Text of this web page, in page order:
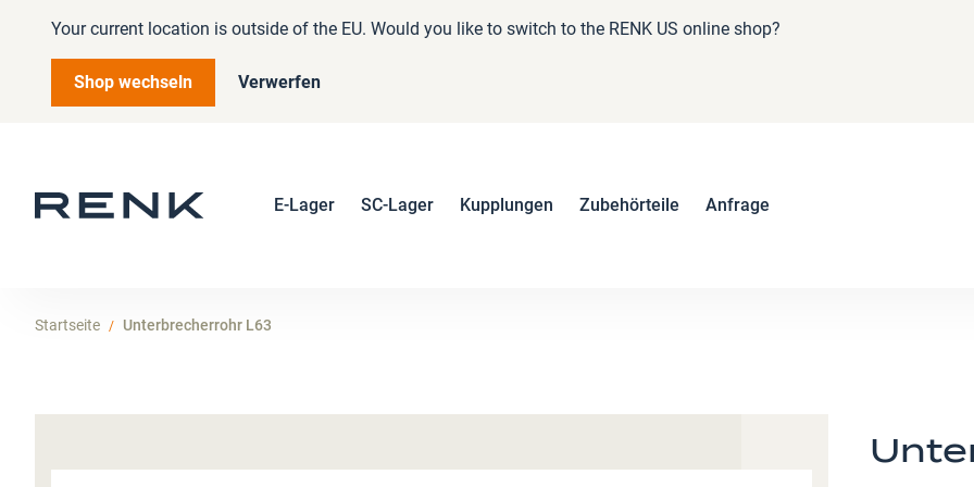
Your current location is outside of the EU. Would you like to switch to the RENK US online shop?
Shop wechseln Verwerfen
E-Lager SC-Lager Kupplungen Zubehörteile Anfrage
Startseite Unterbrecherrohr L63